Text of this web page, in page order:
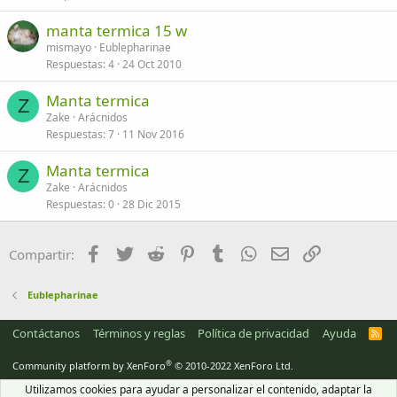
manta termica 15 w
mismayo Eublepharinae
Respuestas 4 24 Oct 2010
Z Manta termica
Zake Arácnidos
Respuestas 7 11 Nov 2016
Z Manta termica
Zake Arácnidos
Respuestas 0 28 Dic 2015
Compartir: Facebook
Twitter Reddit PinterestTumblrWhatsApp
Email
Eublepharinae
Contáctanos Términos y reglas Política de privacidad Ayuda
R
Community platform by XenForo® © 2010-2022 XenForo Ltd.
Utilizamos cookies para ayudar a personalizar el contenido, adaptar la